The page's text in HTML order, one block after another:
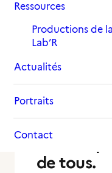
Ressources
Productions de
Lab’R
Actualités
Portraits
Contact
10
de tous.